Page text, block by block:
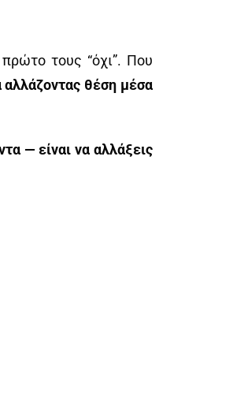
τους “όχι”. Που
θέση μέσα
— είναι να αλλάξεις